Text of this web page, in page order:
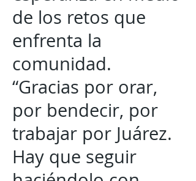
de los retos que
enfrenta la
comunidad.
“Gracias por orar,
por bendecir, por
trabajar por Juárez.
Hay que seguir